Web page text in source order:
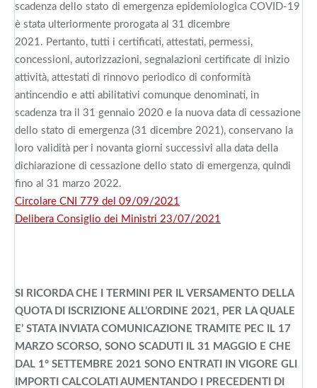
scadenza dello stato di emergenza epidemiologica COVID-19
è stata ulteriormente prorogata al 31 dicembre
2021. Pertanto, tutti i certificati, attestati, permessi,
concessioni, autorizzazioni, segnalazioni certificate di inizio
attività, attestati di rinnovo periodico di conformità
antincendio e atti abilitativi comunque denominati, in
scadenza tra il 31 gennaio 2020 e la nuova data di cessazione
dello stato di emergenza (31 dicembre 2021), conservano la
loro validità per i novanta giorni successivi alla data della
dichiarazione di cessazione dello stato di emergenza, quindi
fino al 31 marzo 2022.
Circolare CNI 779 del 09/09/2021
Delibera Consiglio dei Ministri 23/07/2021
SI RICORDA CHE I TERMINI PER IL VERSAMENTO DELLA
QUOTA DI ISCRIZIONE ALL’ORDINE 2021, PER LA QUALE
E’ STATA INVIATA COMUNICAZIONE TRAMITE PEC IL 17
MARZO SCORSO, SONO SCADUTI IL 31 MAGGIO E CHE
DAL 1° SETTEMBRE 2021 SONO ENTRATI IN VIGORE GLI
IMPORTI CALCOLATI AUMENTANDO I PRECEDENTI DI